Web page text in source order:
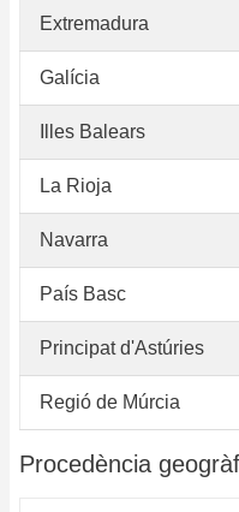
Extremadura
Galícia
Illes Balears
La Rioja
Navarra
País Basc
Principat d'Astúries
Regió de Múrcia
Procedència